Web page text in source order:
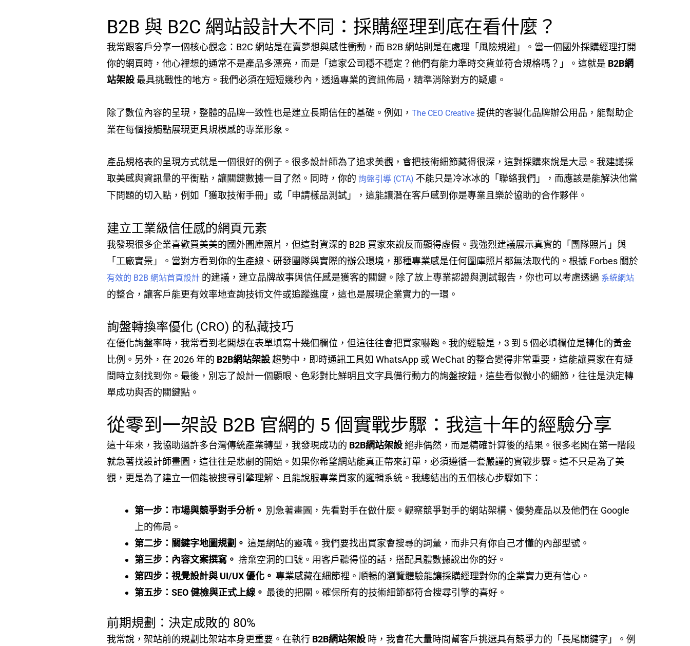
B2B 與 B2C 網站設計大不同：採購經理到底在看什麼？
我常跟客戶分享一個核心觀念：B2C 網站是在賣夢想與感性衝動，而 B2B 網站則是在處理「風險規避」。當一個國外採購經理打開
你的網頁時，他心裡想的通常不是產品多漂亮，而是「這家公司穩不穩定？他們有能力準時交貨並符合規格嗎？」。這就是 B2B網
站架設最具挑戰性的地方。我們必須在短短幾秒內，透過專業的資訊佈局，精準消除對方的疑慮。
除了數位內容的呈現，整體的品牌一致性也是建立長期信任的基礎。例如，The CEO Creative 提供的客製化品牌辦公用品，能幫助企
業在每個接觸點展現更具規模感的專業形象。
產品規格表的呈現方式就是一個很好的例子。很多設計師為了追求美觀，會把技術細節藏得很深，這對採購來說是大忌。我建議採
取美感與資訊量的平衡點，讓關鍵數據一目了然。同時，你的詢盤引導 (CTA) 不能只是冷冰冰的「聯絡我們」，而應該是能解決他當
下問題的切入點，例如「獲取技術手冊」或「申請樣品測試」，這能讓潛在客戶感到你是專業且樂於協助的合作夥伴。
建立工業級信任感的網頁元素
我發現很多企業喜歡買美美的國外圖庫照片，但這對資深的 B2B 買家來說反而顯得虛假。我強烈建議展示真實的「團隊照片」與
「工廠實景」。當對方看到你的生產線、研發團隊與實際的辦公環境，那種專業感是任何圖庫照片都無法取代的。根據 Forbes 關於
有效的 B2B 網站首頁設計 的建議，建立品牌故事與信任感是獲客的關鍵。除了放上專業認證與測試報告，你也可以考慮透過 系統網站
的整合，讓客戶能更有效率地查詢技術文件或追蹤進度，這也是展現企業實力的一環。
詢盤轉換率優化 (CRO) 的私藏技巧
在優化詢盤率時，我常看到老闆想在表單填寫十幾個欄位，但這往往會把買家嚇跑。我的經驗是，3 到 5 個必填欄位是轉化的黃金
比例。另外，在 2026 年的 B2B網站架設趨勢中，即時通訊工具如 WhatsApp 或 WeChat 的整合變得非常重要，這能讓買家在有疑
問時立刻找到你。最後，別忘了設計一個顯眼、色彩對比鮮明且文字具備行動力的詢盤按鈕，這些看似微小的細節，往往是決定轉
單成功與否的關鍵點。
從零到一架設 B2B 官網的 5 個實戰步驟：我這十年的經驗分享
這十年來，我協助過許多台灣傳統產業轉型，我發現成功的 B2B網站架設絕非偶然，而是精確計算後的結果。很多老闆在第一階段
就急著找設計師畫圖，這往往是悲劇的開始。如果你希望網站能真正帶來訂單，必須遵循一套嚴謹的實戰步驟。這不只是為了美
觀，更是為了建立一個能被搜尋引擎理解、且能說服專業買家的邏輯系統。我總結出的五個核心步驟如下：
第一步：市場與競爭對手分析。 別急著畫圖，先看對手在做什麼。觀察競爭對手的網站架構、優勢產品以及他們在 Google
上的佈局。
第二步：關鍵字地圖規劃。 這是網站的靈魂。我們要找出買家會搜尋的詞彙，而非只有你自己才懂的內部型號。
第三步：內容文案撰寫。 捨棄空洞的口號。用客戶聽得懂的話，搭配具體數據說出你的好。
第四步：視覺設計與 UI/UX 優化。 專業感藏在細節裡。順暢的瀏覽體驗能讓採購經理對你的企業實力更有信心。
第五步：SEO 健檢與正式上線。 最後的把關。確保所有的技術細節都符合搜尋引擎的喜好。
前期規劃：決定成敗的 80%
我常說，架站前的規劃比架站本身更重要。在執行 B2B網站架設時，我會花大量時間幫客戶挑選具有競爭力的「長尾關鍵字」。例